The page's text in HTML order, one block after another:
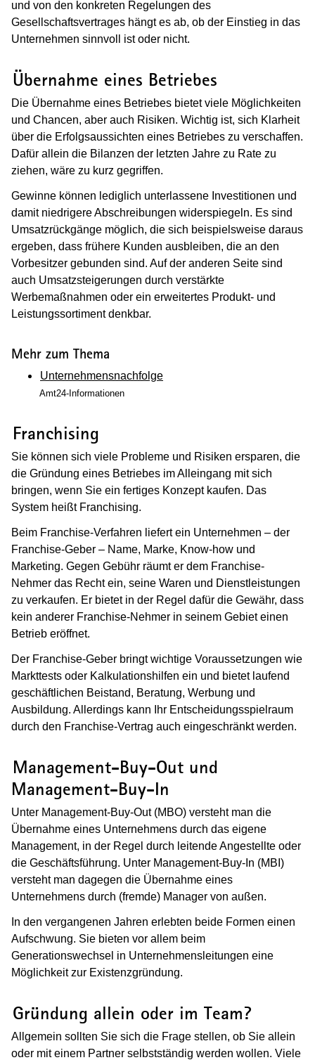
und von den konkreten Regelungen des
Gesellschaftsvertrages hängt es ab, ob der Einstieg in das
Unternehmen sinnvoll ist oder nicht.
(Wird in einem neuen Fenster
Übernahme eines Betriebes
Die Übernahme eines Betriebes bietet viele Möglichkeiten
und Chancen, aber auch Risiken. Wichtig ist, sich Klarheit
über die Erfolgsaussichten eines Betriebes zu verschaffen.
Dafür allein die Bilanzen der letzten Jahre zu Rate zu
ziehen, wäre zu kurz gegriffen.
Gewinne können lediglich unterlassene Investitionen und
damit niedrigere Abschreibungen widerspiegeln. Es sind
Umsatzrückgänge möglich, die sich beispielsweise daraus
ergeben, dass frühere Kunden ausbleiben, die an den
Vorbesitzer gebunden sind. Auf der anderen Seite sind
auch Umsatzsteigerungen durch verstärkte
Werbemaßnahmen oder ein erweitertes Produkt- und
Leistungssortiment denkbar.
Mehr zum Thema
Unternehmensnachfolge
Amt24-Informationen
(Wird in einem neuen Fenster
Franchising
Sie können sich viele Probleme und Risiken ersparen, die
die Gründung eines Betriebes im Alleingang mit sich
bringen, wenn Sie ein fertiges Konzept kaufen. Das
System heißt Franchising.
Beim Franchise-Verfahren liefert ein Unternehmen – der
Franchise-Geber – Name, Marke, Know-how und
Marketing. Gegen Gebühr räumt er dem Franchise-
Nehmer das Recht ein, seine Waren und Dienstleistungen
zu verkaufen. Er bietet in der Regel dafür die Gewähr, dass
kein anderer Franchise-Nehmer in seinem Gebiet einen
Betrieb eröffnet.
Der Franchise-Geber bringt wichtige Voraussetzungen wie
Markttests oder Kalkulationshilfen ein und bietet laufend
geschäftlichen Beistand, Beratung, Werbung und
Ausbildung. Allerdings kann Ihr Entscheidungsspielraum
durch den Franchise-Vertrag auch eingeschränkt werden.
(Wird in einem neuen Fenster
Management-Buy-Out und
Management-Buy-In
Unter Management-Buy-Out (MBO) versteht man die
Übernahme eines Unternehmens durch das eigene
Management, in der Regel durch leitende Angestellte oder
die Geschäftsführung. Unter Management-Buy-In (MBI)
versteht man dagegen die Übernahme eines
Unternehmens durch (fremde) Manager von außen.
In den vergangenen Jahren erlebten beide Formen einen
Aufschwung. Sie bieten vor allem beim
Generationswechsel in Unternehmensleitungen eine
Möglichkeit zur Existenzgründung.
(Wird in einem neuen Fenster
Gründung allein oder im Team?
Allgemein sollten Sie sich die Frage stellen, ob Sie allein
oder mit einem Partner selbstständig werden wollen. Viele